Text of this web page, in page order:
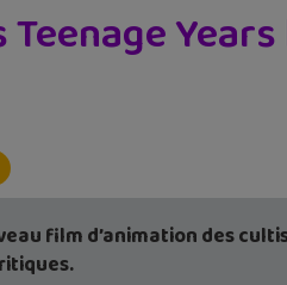
film d’animation des